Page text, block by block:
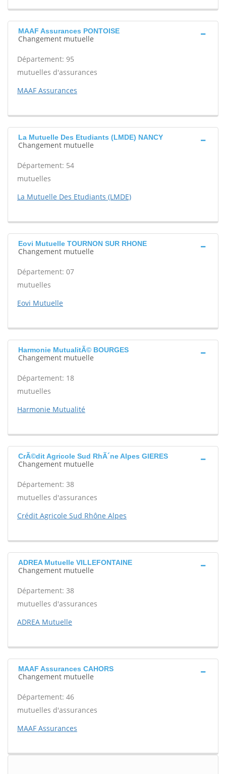
MAAF Assurances PONTOISE
Changement mutuelle
Département: 95
mutuelles d'assurances
MAAF Assurances
La Mutuelle Des Etudiants (LMDE) NANCY
Changement mutuelle
Département: 54
mutuelles
La Mutuelle Des Etudiants (LMDE)
Eovi Mutuelle TOURNON SUR RHONE
Changement mutuelle
Département: 07
mutuelles
Eovi Mutuelle
Harmonie MutualitÃ© BOURGES
Changement mutuelle
Département: 18
mutuelles
Harmonie Mutualité
CrÃ©dit Agricole Sud RhÃ´ne Alpes GIERES
Changement mutuelle
Département: 38
mutuelles d'assurances
Crédit Agricole Sud Rhône Alpes
ADREA Mutuelle VILLEFONTAINE
Changement mutuelle
Département: 38
mutuelles d'assurances
ADREA Mutuelle
MAAF Assurances CAHORS
Changement mutuelle
Département: 46
mutuelles d'assurances
MAAF Assurances